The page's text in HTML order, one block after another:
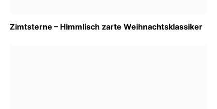
Zimtsterne – Himmlisch zarte Weihnachtsklassiker